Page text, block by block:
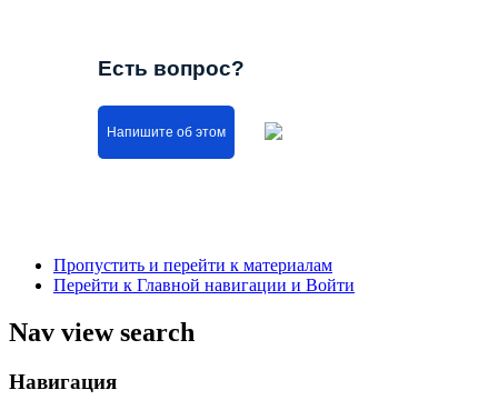
Есть вопрос?
Напишите об этом
Пропустить и перейти к материалам
Перейти к Главной навигации и Войти
Nav view search
Навигация